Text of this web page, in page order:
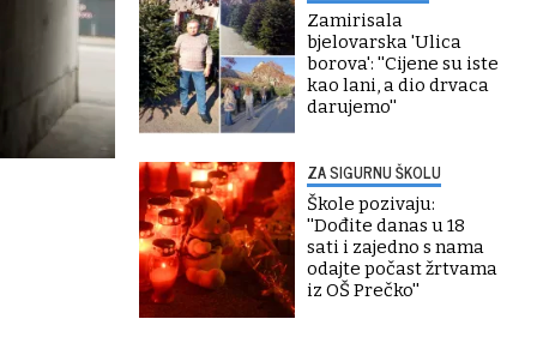
Zamirisala
bjelovarska 'Ulica
borova': ''Cijene su iste
kao lani, a dio drvaca
darujemo''
ZA SIGURNU ŠKOLU
Škole pozivaju:
''Dođite danas u 18
sati i zajedno s nama
odajte počast žrtvama
iz OŠ Prečko''